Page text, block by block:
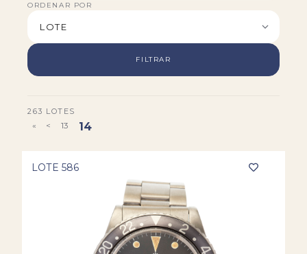
ORDENAR POR
FILTRAR
263 LOTES
« < 13 14
LOTE 586